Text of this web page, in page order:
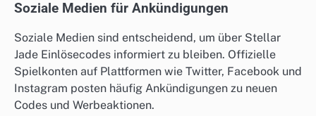
Soziale Medien für Ankündigungen
Soziale Medien sind entscheidend, um über Stellar
Jade Einlösecodes informiert zu bleiben. Offizielle
Spielkonten auf Plattformen wie Twitter, Facebook und
Instagram posten häufig Ankündigungen zu neuen
Codes und Werbeaktionen.